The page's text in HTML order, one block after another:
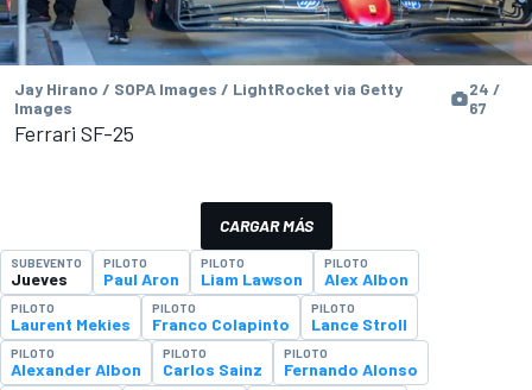
Jay Hirano / SOPA Images / LightRocket via Getty
Images
24 /
67
Ferrari SF-25
CARGAR MÁS
SUBEVENTO
Jueves
PILOTO
Paul Aron
PILOTO
Liam Lawson
PILOTO
Alex Albon
PILOTO
Laurent Mekies
PILOTO
Franco Colapinto
PILOTO
Lance Stroll
PILOTO
Alexander Albon
PILOTO
Carlos Sainz
PILOTO
Fernando Alonso